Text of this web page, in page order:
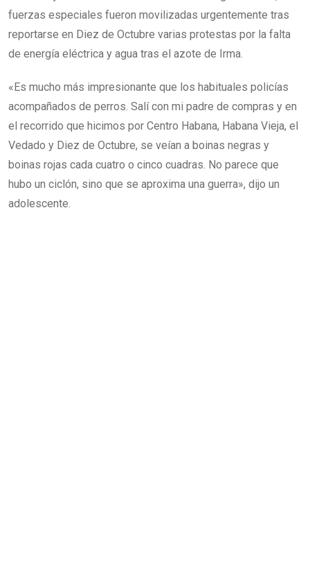
fuerzas especiales fueron movilizadas urgentemente tras
reportarse en Diez de Octubre varias protestas por la falta
de energía eléctrica y agua tras el azote de Irma.
«Es mucho más impresionante que los habituales policías
acompañados de perros. Salí con mi padre de compras y en
el recorrido que hicimos por Centro Habana, Habana Vieja, el
Vedado y Diez de Octubre, se veían a boinas negras y
boinas rojas cada cuatro o cinco cuadras. No parece que
hubo un ciclón, sino que se aproxima una guerra», dijo un
adolescente.